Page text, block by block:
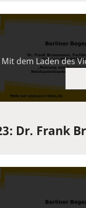
Dr. Frank
Mit dem Laden des